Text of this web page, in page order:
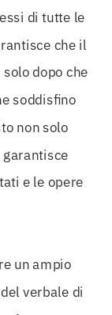
di tutte le
che il
dopo che
soddisfino
non solo
e le opere
un ampio
verbale di